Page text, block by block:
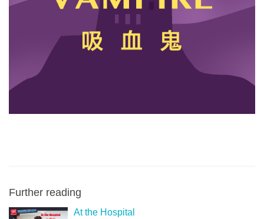
Further reading
At the Hospital